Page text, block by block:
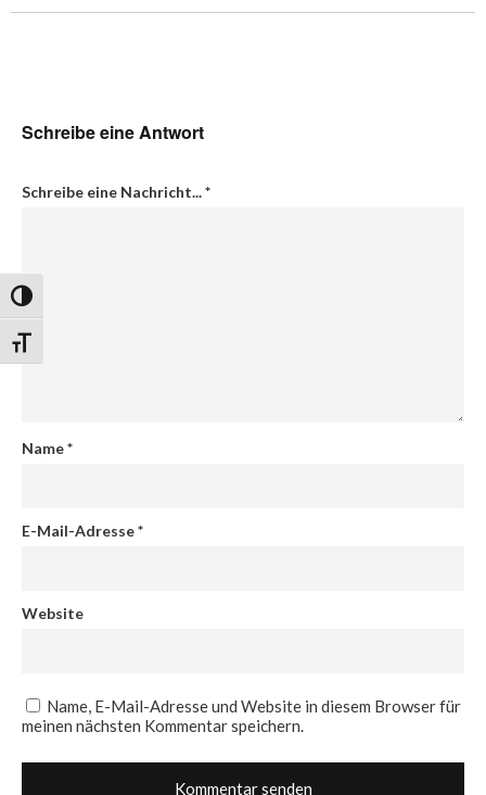
Umschalten auf hohe Kontraste
Schrift vergrößern
Schreibe eine Antwort
Schreibe eine Nachricht...*
Name*
E-Mail-Adresse*
Website
Name, E-Mail-Adresse und Website in diesem Browser für
meinen nächsten Kommentar speichern.